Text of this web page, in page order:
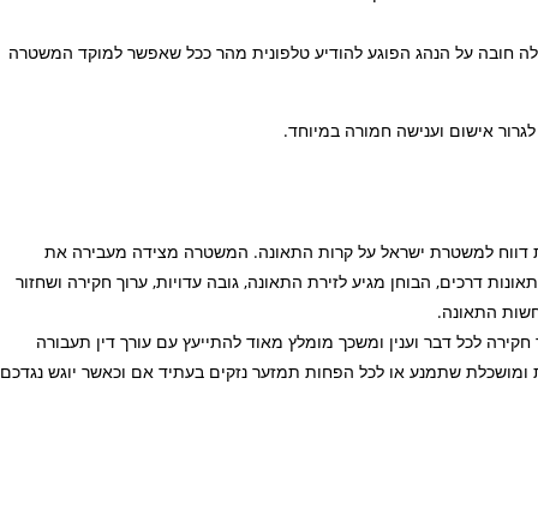
ואין צורך בהזמנת שירותי הצלה כאמור בפסקה 3, חלה חובה על הנהג הפוגע להודיע טלפונית מהר ככל שאפשר למוקד המשטרה
אישום וענישה חמורה במיוחד.
דווח למשטרת ישראל על קרות התאונה. המשטרה מצידה מעבירה את
דרכים, הבוחן מגיע לזירת התאונה, גובה עדויות, ערוך חקירה ושחזור
התאונה.
לכל דבר וענין ומשכך מומלץ מאוד להתייעץ עם עורך דין תעבורה
שתמנע או לכל הפחות תמזער נזקים בעתיד אם וכאשר יוגש נגדכם